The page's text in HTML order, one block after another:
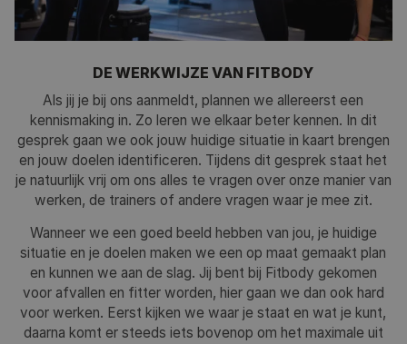
VRAAG JOUW GRATIS PROEFLES AAN
DE WERKWIJZE VAN FITBODY
Als jij je bij ons aanmeldt, plannen we allereerst een
kennismaking in. Zo leren we elkaar beter kennen. In dit
gesprek gaan we ook jouw huidige situatie in kaart brengen
en jouw doelen identificeren. Tijdens dit gesprek staat het
je natuurlijk vrij om ons alles te vragen over onze manier van
werken, de trainers of andere vragen waar je mee zit.
Wanneer we een goed beeld hebben van jou, je huidige
situatie en je doelen maken we een op maat gemaakt plan
en kunnen we aan de slag. Jij bent bij Fitbody gekomen
voor afvallen en fitter worden, hier gaan we dan ook hard
voor werken. Eerst kijken we waar je staat en wat je kunt,
daarna komt er steeds iets bovenop om het maximale uit